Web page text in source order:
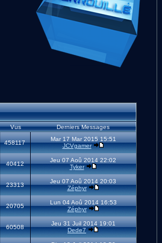
Vus Derniers Messages
458117
Mar 17 Mar 2015 15:51
JCVgamer
40412
Jeu 07 Aoû 2014 22:02
Tyker
23313
Jeu 07 Aoû 2014 20:03
Zéphyr
20705
Lun 04 Aoû 2014 16:53
Zéphyr
60508
Jeu 31 Juil 2014 19:01
Dede7